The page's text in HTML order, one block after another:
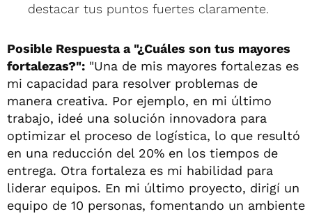
destacar tus puntos fuertes claramente.
Posible Respuesta a "¿Cuáles son tus mayores
fortalezas?": "Una de mis mayores fortalezas es
mi capacidad para resolver problemas de
manera creativa. Por ejemplo, en mi último
trabajo, ideé una solución innovadora para
optimizar el proceso de logística, lo que resultó
en una reducción del 20% en los tiempos de
entrega. Otra fortaleza es mi habilidad para
liderar equipos. En mi último proyecto, dirigí un
equipo de 10 personas, fomentando un ambiente